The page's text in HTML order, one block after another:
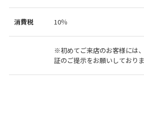
消費税 10％
※初めてご来店のお客様には
証のご提示をお願いしておりま